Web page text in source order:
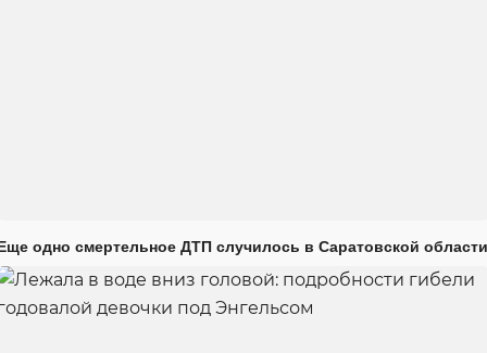
одно смертельное ДТП случилось в Саратовской области